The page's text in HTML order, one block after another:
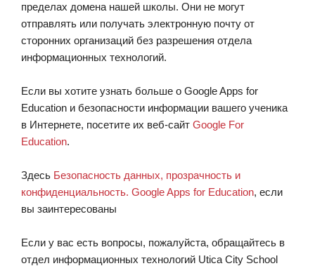
пределах домена нашей школы. Они не могут
отправлять или получать электронную почту от
сторонних организаций без разрешения отдела
информационных технологий.
Если вы хотите узнать больше о Google Apps for
Education и безопасности информации вашего ученика
в Интернете, посетите их веб-сайт Google For
Education.
Здесь Безопасность данных, прозрачность и
конфиденциальность. Google Apps for Education, если
вы заинтересованы
Если у вас есть вопросы, пожалуйста, обращайтесь в
отдел информационных технологий Utica City School